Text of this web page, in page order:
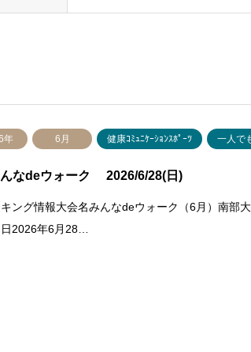
年 6月 健康ｺﾐｭﾆｹｰｼｮﾝｽﾎﾟｰﾂ 一人で
なdeウォーク 2026/6/28(日)
ング情報大会名みんなdeウォーク（6月）南部
2026年6月28…